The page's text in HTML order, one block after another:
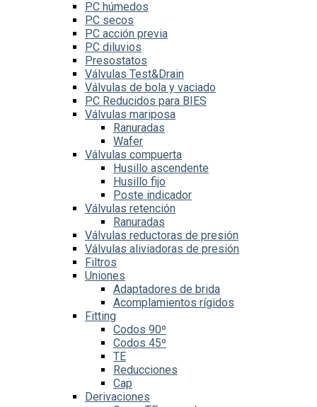
PC húmedos
PC secos
PC acción previa
PC diluvios
Presostatos
Válvulas Test&Drain
Válvulas de bola y vaciado
PC Reducidos para BIES
Válvulas mariposa
Ranuradas
Wafer
Válvulas compuerta
Husillo ascendente
Husillo fijo
Poste indicador
Válvulas retención
Ranuradas
Válvulas reductoras de presión
Válvulas aliviadoras de presión
Filtros
Uniones
Adaptadores de brida
Acomplamientos rígidos
Fitting
Codos 90º
Codos 45º
TE
Reducciones
Cap
Derivaciones